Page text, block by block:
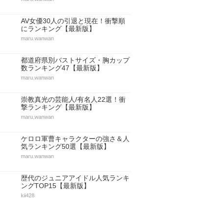
AV女優30人の引退と現在！衝撃順
にランキング【最新版】
maru.wanwan
都道府県別バストサイズ・胸カップ
数ランキング47【最新版】
maru.wanwan
崇教真光の芸能人/有名人22選！衝
撃ランキング【最新版】
maru.wanwan
ケロロ軍曹キャラクターの強さ＆人
気ランキング50選【最新版】
maru.wanwan
歴代のジュニアアイドル人気ランキ
ングTOP15【最新版】
kii428